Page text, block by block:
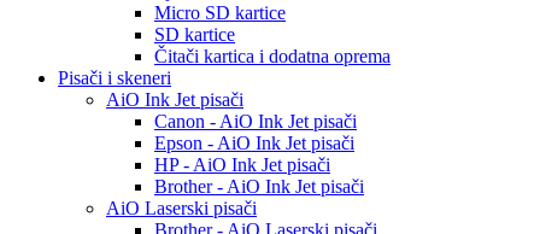
Micro SD kartice
SD kartice
Čitači kartica i dodatna oprema
Pisači i skeneri
AiO Ink Jet pisači
Canon - AiO Ink Jet pisači
Epson - AiO Ink Jet pisači
HP - AiO Ink Jet pisači
Brother - AiO Ink Jet pisači
AiO Laserski pisači
Brother - AiO Laserski pisači